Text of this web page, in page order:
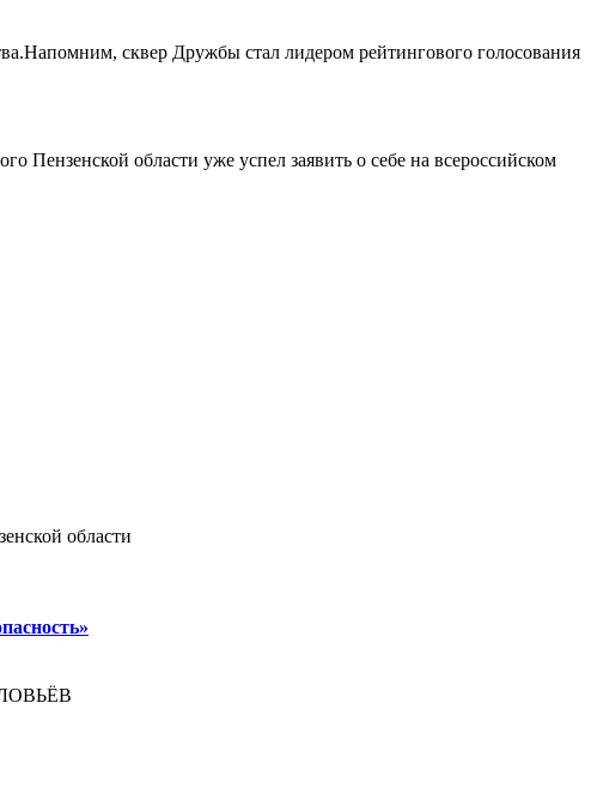
сквер Дружбы стал лидером рейтингового голосования
Пензенской области уже успел заявить о себе на всероссийском
области